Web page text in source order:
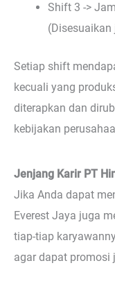
Shift 3 ->
Setiap shift
kecuali yang
diterapkan dan
kebijakan
Jenjang Karir PT
Jika Anda dapat
Everest Jaya juga
tiap-tiap
agar dapat promosi